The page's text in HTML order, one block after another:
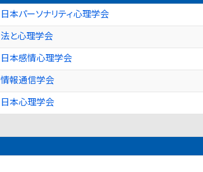
日本パーソナリティ心理学会
法と心理学会
日本感情心理学会
情報通信学会
日本心理学会